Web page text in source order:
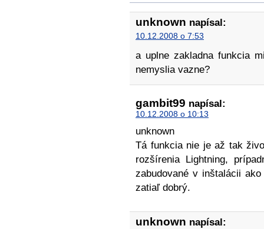
unknown napísal:
10.12.2008 o 7:53
a uplne zakladna funkcia
nemyslia vazne?
gambit99 napísal:
10.12.2008 o 10:13
unknown
Tá funkcia nie je až tak
rozšírenia Lightning,
zabudované v inštalácii
zatiaľ dobrý.
unknown napísal: